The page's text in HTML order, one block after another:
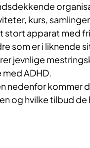
kurs,
stort apparat med
som er i liknende
jevnlige
ADHD.
nedenfor kommer
og hvilke tilbud de